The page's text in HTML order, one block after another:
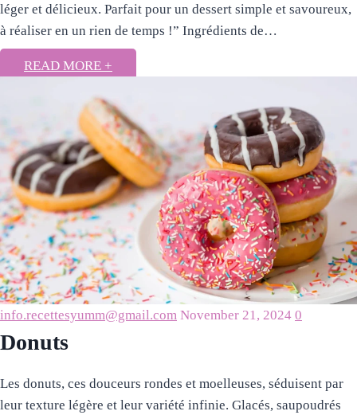
léger et délicieux. Parfait pour un dessert simple et savoureux,
à réaliser en un rien de temps !” Ingrédients de…
READ MORE +
info.recettesyumm@gmail.com November 21, 2024 0
Donuts
Les donuts, ces douceurs rondes et moelleuses, séduisent par
leur texture légère et leur variété infinie. Glacés, saupoudrés